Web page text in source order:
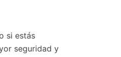
si estás
seguridad y